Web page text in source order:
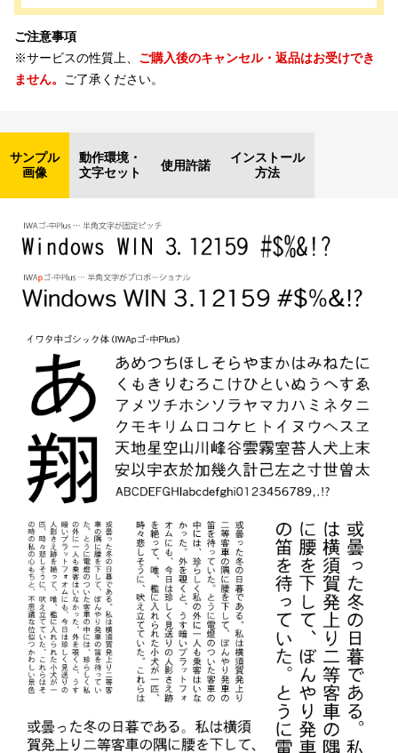
ご注意事項
※サービスの性質上、 ご購入後のキャンセル・返品はお受けでき
ません。 ご了承ください。
サンプル
画像
動作環境・
文字セット
使用許諾
インストール
方法